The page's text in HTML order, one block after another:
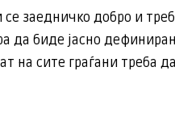
заедничко добро и
да биде јасно
на сите граѓани треба